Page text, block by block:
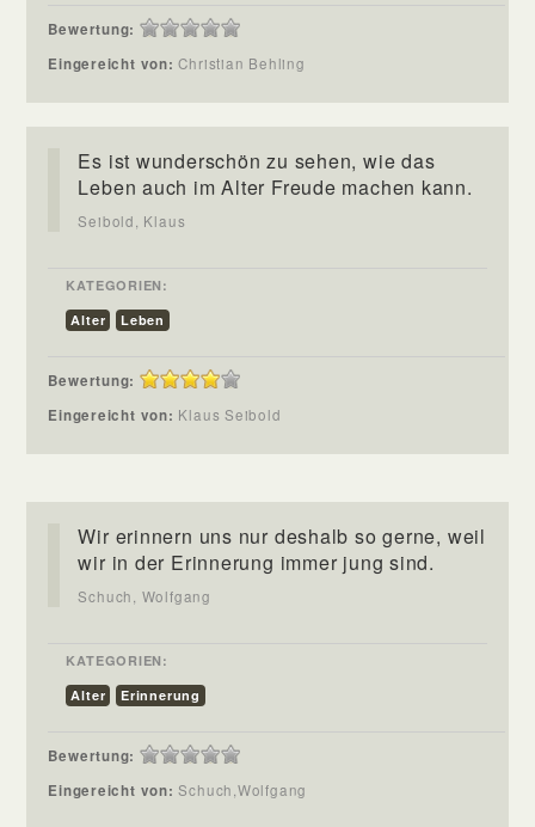
Bewertung:
Eingereicht von:Christian Behling
Es ist wunderschön zu sehen, wie das
Leben auch im Alter Freude machen kann.
Seibold, Klaus
KATEGORIEN:
Alter
Leben
Bewertung:
Eingereicht von: Klaus Seibold
Wir erinnern uns nur deshalb so gerne, weil
wir in der Erinnerung immer jung sind.
Schuch, Wolfgang
KATEGORIEN:
Alter
Erinnerung
Bewertung:
Eingereicht von:Schuch,Wolfgang